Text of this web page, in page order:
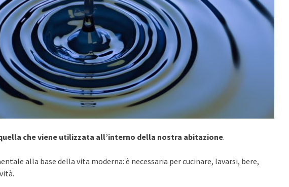
che viene utilizzata all’interno della nostra abitazione.
alla base della vita moderna: è necessaria per cucinare, lavarsi, bere,